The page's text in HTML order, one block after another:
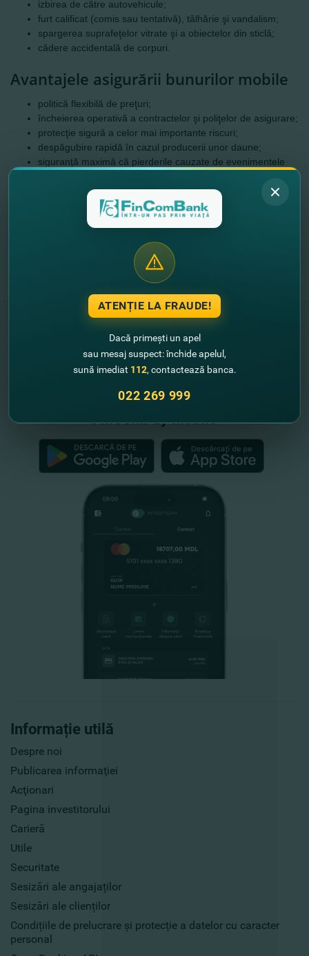
izbirea de către autovehicule;
furt calificat (comis sau tentativă), tâlhărie şi vandalism;
spargerea suprafeţelor vitrate şi a obiectelor din sticlă;
cădere accidentală de corpuri.
Avantajele asigurării bunurilor mobile
politică flexibilă de preţuri;
încheierea operativă a contractelor şi poliţelor de asigurare;
protecţie sigură a celor mai importante riscuri;
despăgubire rapidă în cazul producerii unor daune;
siguranţă maximă că pierderile cauzate de evenimentele
dumneavoastră va putea fi refăcută în cel mai scurt timp.
Actele necasare pentru perfectarea politei de
Acţiunile Asiguratului la survenirea cazului
Informație utilă
Despre noi
Publicarea informaţiei
Acţionari
Pagina investitorului
Carieră
Utile
Securitate
Sesizări ale angajaților
Sesizări ale clienților
Condițiile de prelucrare și protecție a datelor cu caracter
personal
"FinComBank" S.A. este membră a
Schemei de Garantare a Depozitelor
FinComPay Mobile
ATENȚIE LA FRAUDE!
Dacă primești un apel
sau mesaj suspect: închide apelul,
sună imediat 112, contactează banca.
022 269 999